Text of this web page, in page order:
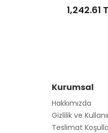
1,242.61
Kurumsal
Hakkımızda
Gizlilik ve
Teslimat